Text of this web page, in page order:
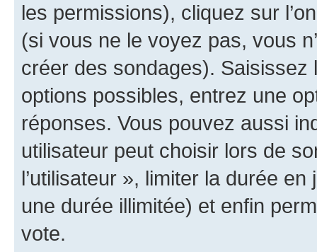
les permissions), cliquez sur
(si vous ne le voyez pas, vous
créer des sondages).
options possibles, entrez une
réponses. Vous pouvez aussi
utilisateur peut choisir lors de
l’utilisateur », limiter la durée
une durée illimitée) et enfin
vote.